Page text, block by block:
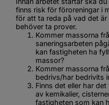
finns risk för föroreningar i
för att ta reda på vad det
behöver ta prover.
Kommer massorna
saneringsarbeten
kan fastigheten ha
massor?
Kommer massorna
bedrivs/har bedrivits
Finns det eller har
av kemikalier,
fastigheten som kan